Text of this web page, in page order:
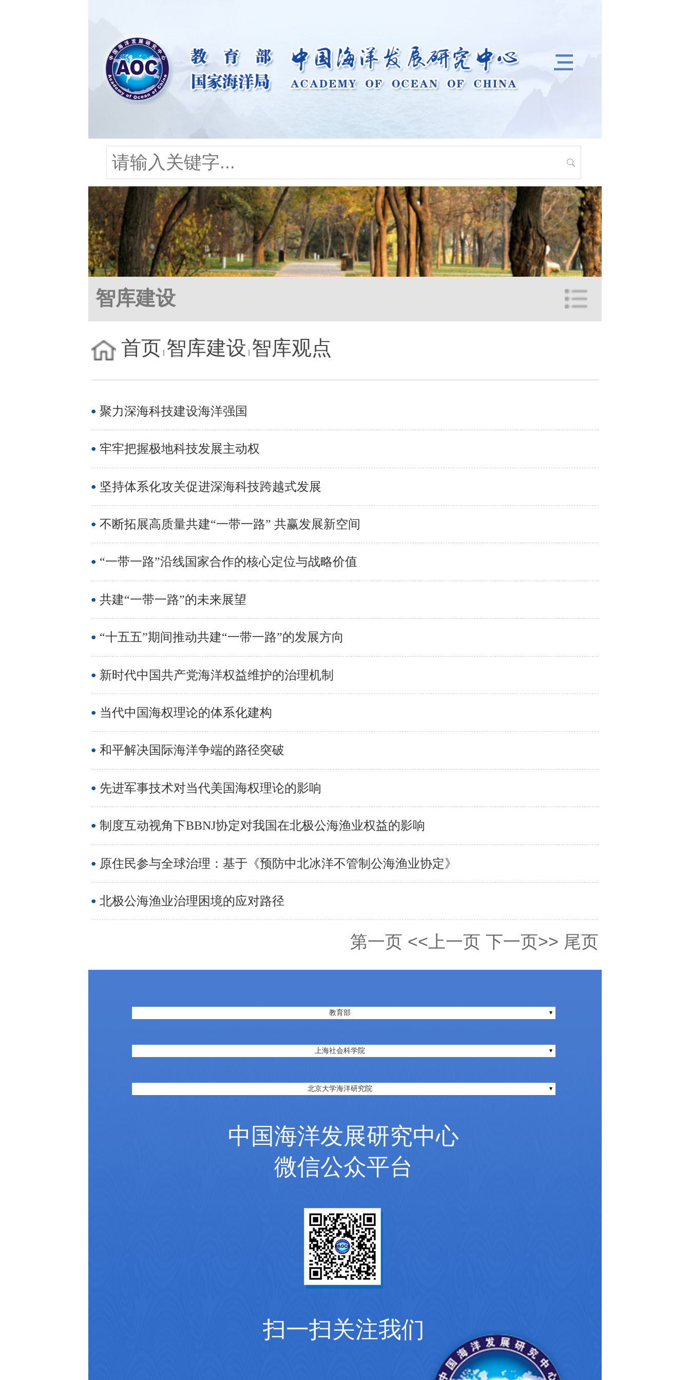
智库建设
首页 智库建设 智库观点
聚力深海科技建设海洋强国
牢牢把握极地科技发展主动权
坚持体系化攻关促进深海科技跨越式发展
不断拓展高质量共建“一带一路” 共赢发展新空间
“一带一路”沿线国家合作的核心定位与战略价值
共建“一带一路”的未来展望
“十五五”期间推动共建“一带一路”的发展方向
新时代中国共产党海洋权益维护的治理机制
当代中国海权理论的体系化建构
和平解决国际海洋争端的路径突破
先进军事技术对当代美国海权理论的影响
制度互动视角下BBNJ协定对我国在北极公海渔业权益的影响
原住民参与全球治理：基于《预防中北冰洋不管制公海渔业协定》
北极公海渔业治理困境的应对路径
第一页 <<上一页 下一页>> 尾页
教育部
上海社会科学院
北京大学海洋研究院
中国海洋发展研究中心
微信公众平台
扫一扫关注我们